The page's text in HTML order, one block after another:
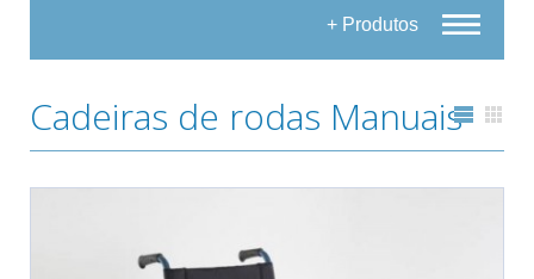
+ Produtos
Cadeiras de rodas Manuais